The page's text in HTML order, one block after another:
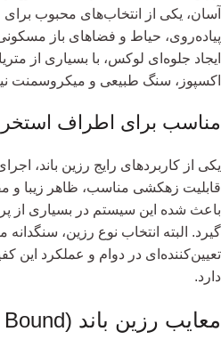
آسان، یکی از انتخاب‌های محبوب
پیاده‌روی، حیاط و فضاهای باز
ایجاد جلوه‌ای لوکس، با بسیاری از
اکسپوز، سنگ طبیعی و میکروسمنت
مناسب برای اطراف استخر
یکی از کاربردهای رایج رزین باند،
قابلیت زهکشی مناسب، ظاهر زیبا و
باعث شده این سیستم در بسیاری از
گیرد. البته انتخاب نوع رزین،
تعیین‌کننده‌ای در دوام و عملکرد
دارد.
معایب رزین باند (Resin Bound)